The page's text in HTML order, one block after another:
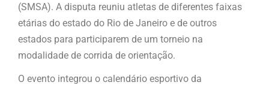
(SMSA). A disputa reuniu atletas de diferentes faixas
etárias do estado do Rio de Janeiro e de outros
estados para participarem de um torneio na
modalidade de corrida de orientação.
O evento integrou o calendário esportivo da